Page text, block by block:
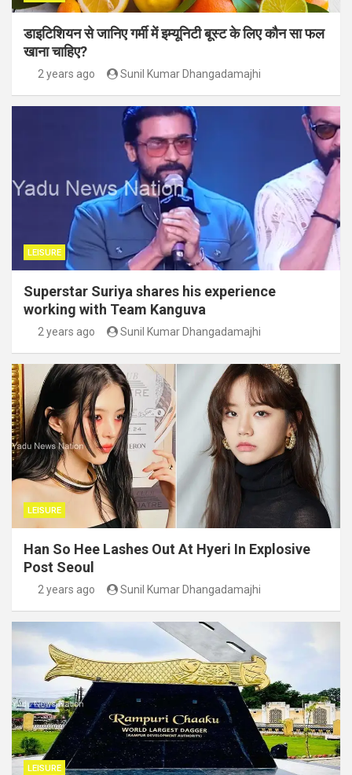
डाइटिशियन से जानिए गर्मी में इम्यूनिटी बूस्ट के लिए कौन सा फल
खाना चाहिए?
2 years ago Sunil Kumar Dhangadamajhi
LEISURE
Superstar Suriya shares his experience
working with Team Kanguva
2 years ago Sunil Kumar Dhangadamajhi
LEISURE
Han So Hee Lashes Out At Hyeri In Explosive
Post Seoul
2 years ago Sunil Kumar Dhangadamajhi
LEISURE